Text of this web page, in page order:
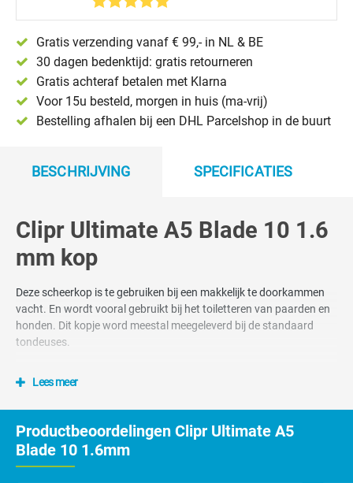
Gratis verzending vanaf € 99,- in NL & BE
30 dagen bedenktijd: gratis retourneren
Gratis achteraf betalen met Klarna
Voor 15u besteld, morgen in huis (ma-vrij)
Bestelling afhalen bij een DHL Parcelshop in de buurt
BESCHRIJVING SPECIFICATIES
Clipr Ultimate A5 Blade 10 1.6
mm kop
Deze scheerkop is te gebruiken bij een makkelijk te doorkammen
vacht. En wordt vooral gebruikt bij het toiletteren van paarden en
honden. Dit kopje word meestal meegeleverd bij de standaard
tondeuses.
Clipr. scheerkoppen zijn voor het
Het universele snap-on scheerkoppensysteem ook wel het A5 style
scheerkoppen systeem genoemd. Alle Clipr. Snap-On
scheerkoppen passen op de Clipr Ultimate maar ook op de
Lees meer
Productbeoordelingen Clipr Ultimate A5
Blade 10 1.6mm